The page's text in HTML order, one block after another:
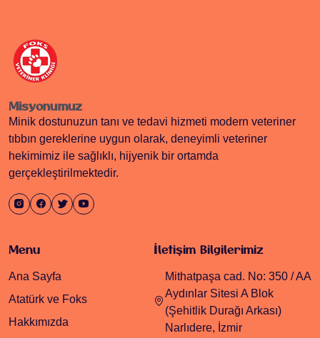
Misyonumuz
Minik dostunuzun tanı ve tedavi hizmeti modern veteriner
tıbbın gereklerine uygun olarak, deneyimli veteriner
hekimimiz ile sağlıklı, hijyenik bir ortamda
gerçekleştirilmektedir.
Menu
Ana Sayfa
Atatürk ve Foks
Hakkımızda
İletişim Bilgilerimiz
Mithatpaşa cad. No: 350 / AA
Aydınlar Sitesi A Blok
(Şehitlik Durağı Arkası)
Narlıdere, İzmir